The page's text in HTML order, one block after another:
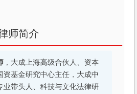
师简介
，大成上海高级合伙人、资本
资基金研究中心主任，大成中
业带头人、科技与文化法律研